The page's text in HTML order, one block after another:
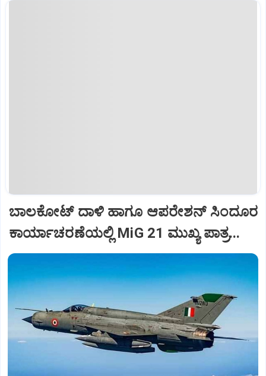
ಬಾಲಕೋಟ್‌ ದಾಳಿ ಹಾಗೂ ಆಪರೇಶನ್‌ ಸಿಂದೂರ
ಕಾರ್ಯಾಚರಣೆಯಲ್ಲಿ MiG 21 ಮುಖ್ಯ ಪಾತ್ರ...